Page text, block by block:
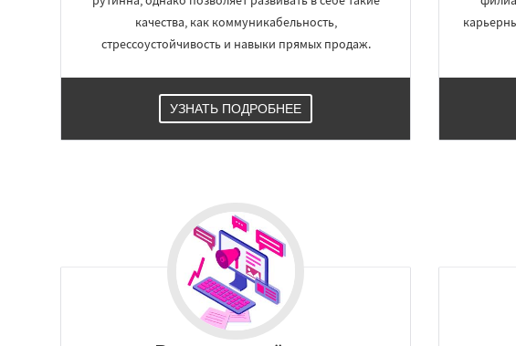
Тяньцзинь
Дели
Дунгуань Сеул
Токио Чэнду
Дакка Ухань Богота Каир Нинбо
Чунцин
качества, как коммуникабельность,
стрессоустойчивость и навыки прямых продаж.
УЗНАТЬ ПОДРОБНЕЕ